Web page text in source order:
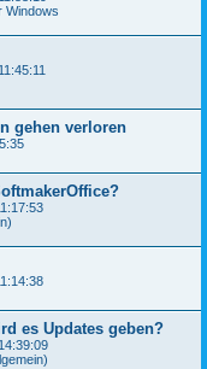
Windows
gehen verloren
es Updates geben?